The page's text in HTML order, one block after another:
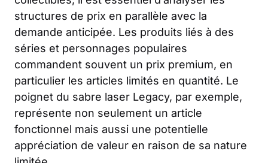
structures de prix en parallèle avec la
demande anticipée. Les produits liés à des
séries et personnages populaires
commandent souvent un prix premium, en
particulier les articles limités en quantité. Le
poignet du sabre laser Legacy, par exemple,
représente non seulement un article
fonctionnel mais aussi une potentielle
appréciation de valeur en raison de sa nature